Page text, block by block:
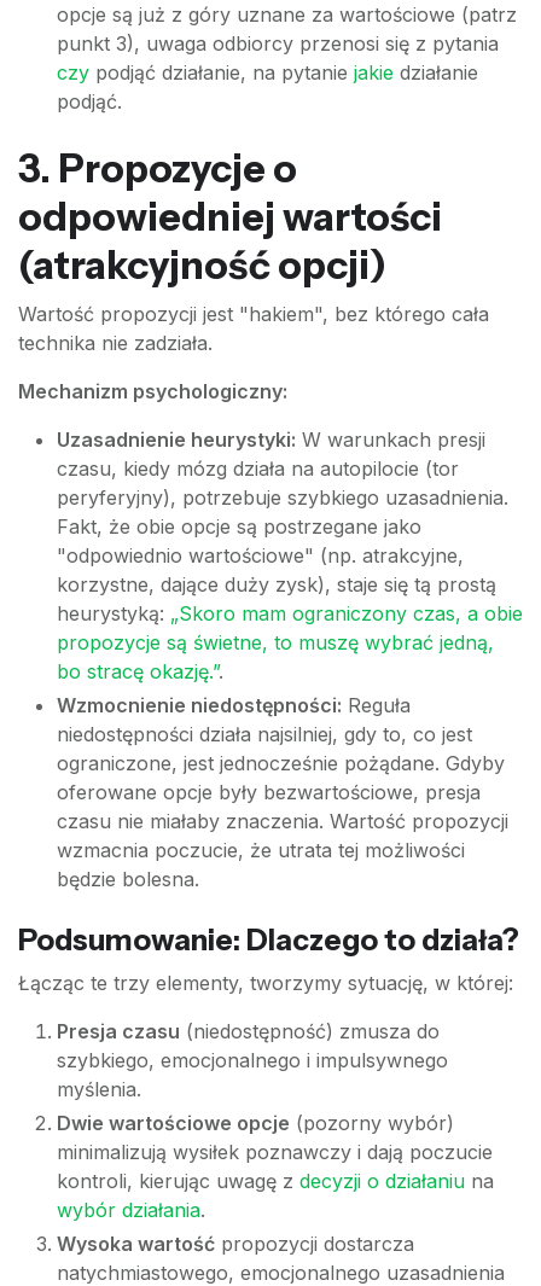
opcje są już z góry uznane za wartościowe (patrz
punkt 3), uwaga odbiorcy przenosi się z pytania
czy podjąć działanie, na pytanie jakie działanie
podjąć.
3. Propozycje o
odpowiedniej wartości
(atrakcyjność opcji)
Wartość propozycji jest "hakiem", bez którego cała
technika nie zadziała.
Mechanizm psychologiczny:
Uzasadnienie heurystyki: W warunkach presji
czasu, kiedy mózg działa na autopilocie (tor
peryferyjny), potrzebuje szybkiego uzasadnienia.
Fakt, że obie opcje są postrzegane jako
"odpowiednio wartościowe" (np. atrakcyjne,
korzystne, dające duży zysk), staje się tą prostą
heurystyką: „Skoro mam ograniczony czas, a obie
propozycje są świetne, to muszę wybrać jedną,
bo stracę okazję.”.
Wzmocnienie niedostępności: Reguła
niedostępności działa najsilniej, gdy to, co jest
ograniczone, jest jednocześnie pożądane. Gdyby
oferowane opcje były bezwartościowe, presja
czasu nie miałaby znaczenia. Wartość propozycji
wzmacnia poczucie, że utrata tej możliwości
będzie bolesna.
Podsumowanie: Dlaczego to działa?
Łącząc te trzy elementy, tworzymy sytuację, w której:
Presja czasu (niedostępność) zmusza do
szybkiego, emocjonalnego i impulsywnego
myślenia.
Dwie wartościowe opcje (pozorny wybór)
minimalizują wysiłek poznawczy i dają poczucie
kontroli, kierując uwagę z decyzji o działaniu na
wybór działania.
Wysoka wartość propozycji dostarcza
natychmiastowego, emocjonalnego uzasadnienia